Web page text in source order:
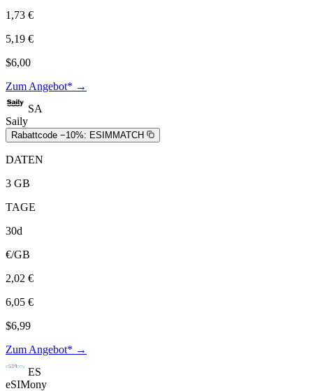
1,73 €
5,19 €
$6,00
Zum Angebot* →
SA
Saily
Rabattcode −10%: ESIMMATCH
DATEN
3 GB
TAGE
30d
€/GB
2,02 €
6,05 €
$6,99
Zum Angebot* →
ES
eSIMony